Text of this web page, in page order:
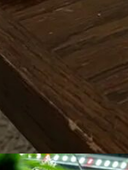
& wie viel?